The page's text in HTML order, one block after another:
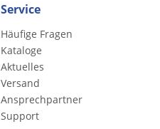
Service
Häufige Fragen
Kataloge
Aktuelles
Versand
Ansprechpartner
Support